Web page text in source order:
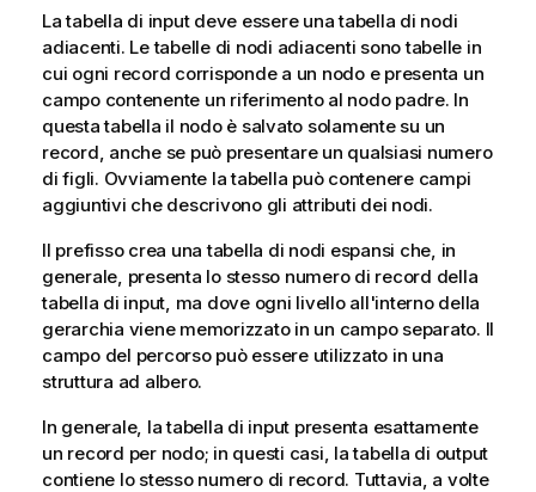
La tabella di input deve essere una tabella di nodi
adiacenti. Le tabelle di nodi adiacenti sono tabelle in
cui ogni record corrisponde a un nodo e presenta un
campo contenente un riferimento al nodo padre. In
questa tabella il nodo è salvato solamente su un
record, anche se può presentare un qualsiasi numero
di figli. Ovviamente la tabella può contenere campi
aggiuntivi che descrivono gli attributi dei nodi.
Il prefisso crea una tabella di nodi espansi che, in
generale, presenta lo stesso numero di record della
tabella di input, ma dove ogni livello all'interno della
gerarchia viene memorizzato in un campo separato. Il
campo del percorso può essere utilizzato in una
struttura ad albero.
In generale, la tabella di input presenta esattamente
un record per nodo; in questi casi, la tabella di output
contiene lo stesso numero di record. Tuttavia, a volte